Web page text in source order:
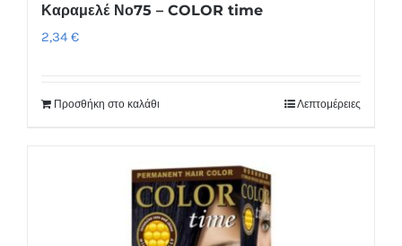
Καραμελέ Νο75 – COLOR time
2,34 €
Προσθήκη στο καλάθι Λεπτομέρειες